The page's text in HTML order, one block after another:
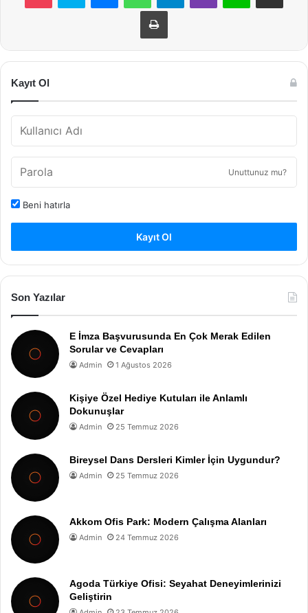
Yazdır
Kayıt Ol
Unuttunuz mu?
Beni hatırla
Kayıt Ol
Son Yazılar
E İmza Başvurusunda En Çok Merak Edilen
Sorular ve Cevapları
Admin 1 Ağustos 2026
Kişiye Özel Hediye Kutuları ile Anlamlı
Dokunuşlar
Admin 25 Temmuz 2026
Bireysel Dans Dersleri Kimler İçin Uygundur?
Admin 25 Temmuz 2026
Akkom Ofis Park: Modern Çalışma Alanları
Admin 24 Temmuz 2026
Agoda Türkiye Ofisi: Seyahat Deneyimlerinizi
Geliştirin